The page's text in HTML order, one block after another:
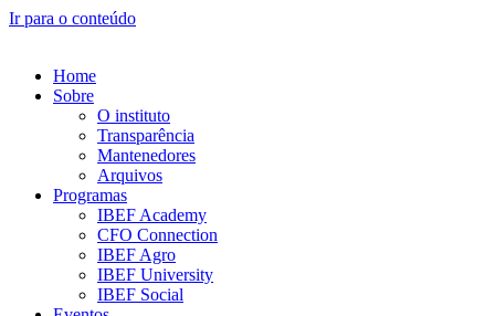
Ir para o conteúdo
Home
Sobre
O instituto
Transparência
Mantenedores
Arquivos
Programas
IBEF Academy
CFO Connection
IBEF Agro
IBEF University
IBEF Social